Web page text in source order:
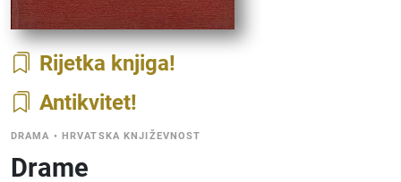
Rijetka knjiga
Antikvitet
DRAMA • HRVATSKA KNJIŽEVNOST
Drame